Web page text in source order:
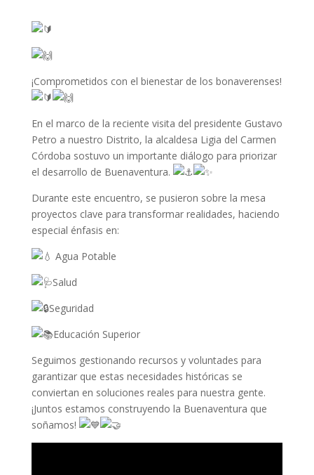
¡Comprometidos con el bienestar de los bonaverenses!
En el marco de la reciente visita del presidente Gustavo
Petro a nuestro Distrito, la alcaldesa Ligia del Carmen
Córdoba sostuvo un importante diálogo para priorizar
el desarrollo de Buenaventura.
Durante este encuentro, se pusieron sobre la mesa
proyectos clave para transformar realidades, haciendo
especial énfasis en:
Agua Potable
Salud
Seguridad
Educación Superior
Seguimos gestionando recursos y voluntades para
garantizar que estas necesidades históricas se
conviertan en soluciones reales para nuestra gente.
¡Juntos estamos construyendo la Buenaventura que
soñamos!